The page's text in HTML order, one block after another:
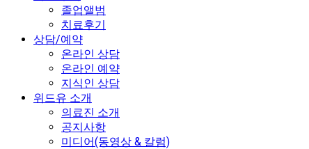
졸업앨범
치료후기
상담/예약
온라인 상담
온라인 예약
지식인 상담
위드유 소개
의료진 소개
공지사항
미디어(동영상 & 칼럼)